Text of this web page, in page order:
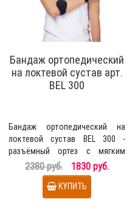
Бандаж ортопедический
на локтевой сустав арт.
BEL 300
Бандаж ортопедический на
локтевой сустав BEL 300 -
разъёмный ортез с мягким
пелотом для жёсткой фикс..
2380 руб. 1830 руб.
КУПИТЬ